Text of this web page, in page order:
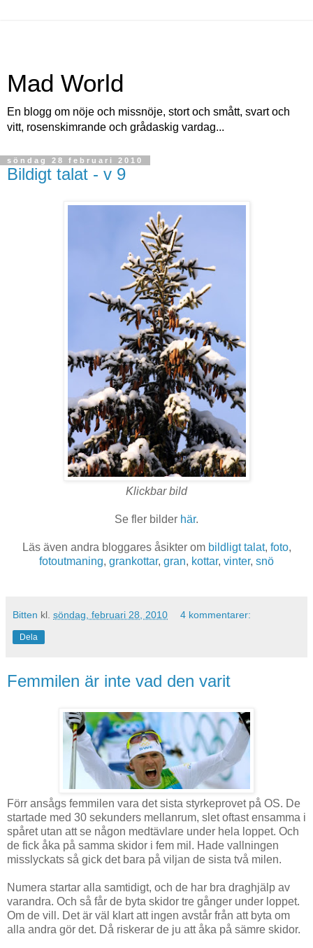
Mad World
En blogg om nöje och missnöje, stort och smått, svart och
vitt, rosenskimrande och grådaskig vardag...
söndag 28 februari 2010
Bildigt talat - v 9
Klickbar bild
Se fler bilder här.
Läs även andra bloggares åsikter om bildligt talat, foto,
fotoutmaning, grankottar, gran, kottar, vinter, snö
Bitten kl. söndag, februari 28, 2010 4 kommentarer:
Dela
Femmilen är inte vad den varit
Förr ansågs femmilen vara det sista styrkeprovet på OS. De
startade med 30 sekunders mellanrum, slet oftast ensamma i
spåret utan att se någon medtävlare under hela loppet. Och
de fick åka på samma skidor i fem mil. Hade vallningen
misslyckats så gick det bara på viljan de sista två milen.
Numera startar alla samtidigt, och de har bra draghjälp av
varandra. Och så får de byta skidor tre gånger under loppet.
Om de vill. Det är väl klart att ingen avstår från att byta om
alla andra gör det. Då riskerar de ju att åka på sämre skidor.